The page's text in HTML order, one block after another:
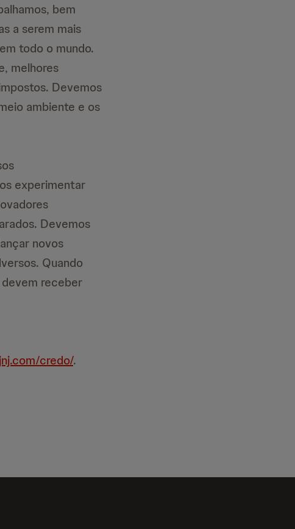
bem
a serem mais
todo o mundo.
melhores
Devemos
ambiente e os
experimentar
Devemos
novos
Quando
receber
credo/.